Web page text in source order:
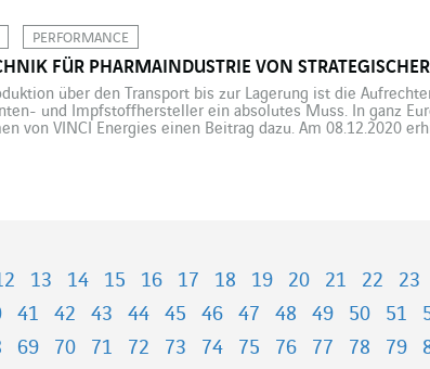
PERFORMANCE
FÜR PHARMAINDUSTRIE VON
über den Transport bis zur Lagerung ist die
und Impfstoffhersteller ein absolutes Muss. In ganz
von VINCI Energies einen Beitrag dazu. Am 08.12.2020
13 14 15 16 17 18 19 20 21 22 23
41 42 43 44 45 46 47 48 49 50 51
69 70 71 72 73 74 75 76 77 78 79